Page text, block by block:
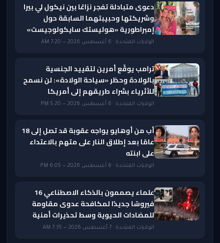
دعوى متبادلة تفجر نزاعًا بين نيكول لي بيرا
وشريكتها وحبيبتهما السابقة حول
إمبراطورية «هوليستك سايكولوجيست»
الولايات المتحدة · 6 أغسطس 2026 — 7:20 AM
ترامب يوقّع أمرين لتقييد الجنسية
بالولادة وحظر «سياحة الولادة»: لن نسمح
للأثرياء بشراء طريقهم إلى أمريكا
الولايات المتحدة · 6 أغسطس 2026 — 5:20 PM
أب من أوهايو يواجه عقوبة قد تصل إلى 18
عامًا بعد إطلاق النار على متهم بالاعتداء
على ابنته
الولايات المتحدة · 6 أغسطس 2026 — 6:05 PM
علماء يصممون بالذكاء الاصطناعي 16
فيروسًا جديدًا لمكافحة عدوى مقاومة
للمضادات الحيوية وسط تحذيرات أمنية
الولايات المتحدة · 7 أغسطس 2026 — 7:35 AM